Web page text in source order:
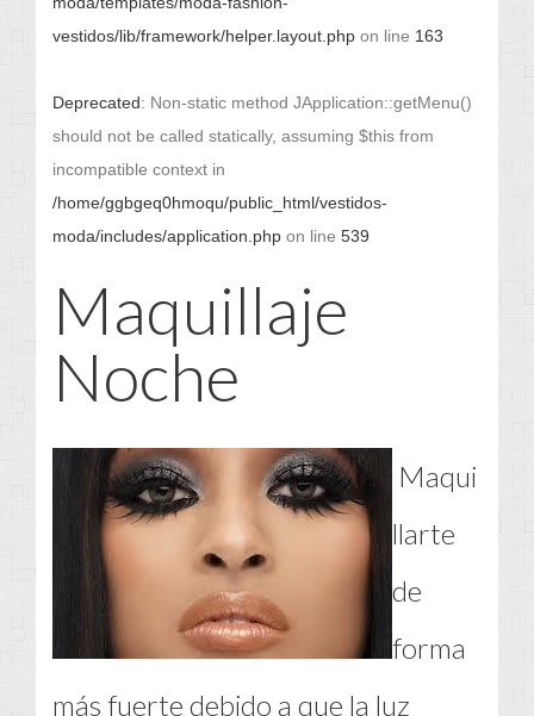
vestidos/lib/framework/helper.layout.php on line 163
Deprecated: Non-static method JApplication::getMenu()
should not be called statically, assuming $this from
incompatible context in
/home/ggbgeq0hmoqu/public_html/vestidos-
moda/includes/application.php on line 539
Maquillaje
Noche
Maqui
llarte
de
forma
más fuerte debido a que la luz